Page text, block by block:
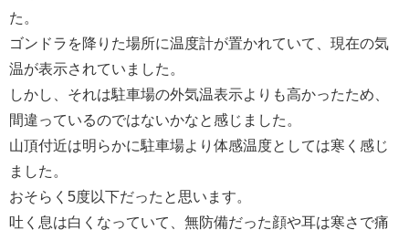
た。
ゴンドラを降りた場所に温度計が置かれていて、現在の気
温が表示されていました。
しかし、それは駐車場の外気温表示よりも高かったため、
間違っているのではないかなと感じました。
山頂付近は明らかに駐車場より体感温度としては寒く感じ
ました。
おそらく5度以下だったと思います。
吐く息は白くなっていて、無防備だった顔や耳は寒さで痛